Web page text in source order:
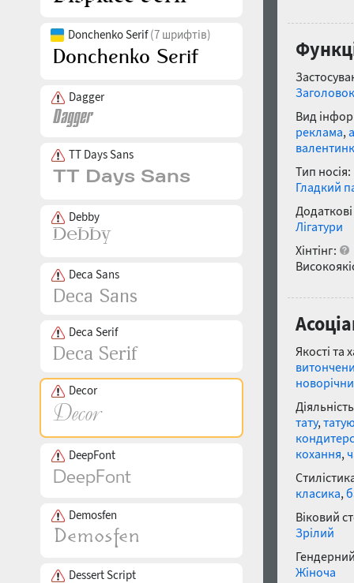
Donchenko Serif(7 шрифтів)
Dagger
TT Days Sans
Debby
Deca Sans
Deca Serif
Decor
DeepFont
Demosfen
Dessert Script
Заголовок
Вид
реклама,
Тип носія:
Гладкий
Лігатури
Хінтінг:
Якості та
тату,
кохання,
класика,
Віковий
Зрілий
Жіноча